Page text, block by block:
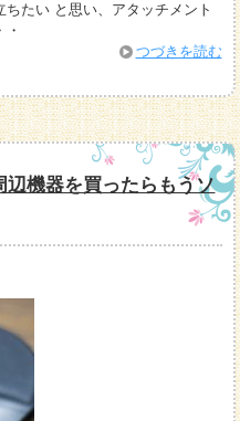
たい と思い、アタッチメント
つづきを読む
辺機器を買ったらもうソ